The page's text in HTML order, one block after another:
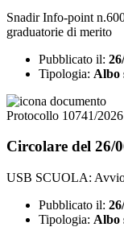
Snadir Info-point
graduatorie di merito
Pubblicato il:
Tipologia: Albo
Protocollo 10741/
Circolare del 26/
USB SCUOLA: Avvio
Pubblicato il:
Tipologia: Albo